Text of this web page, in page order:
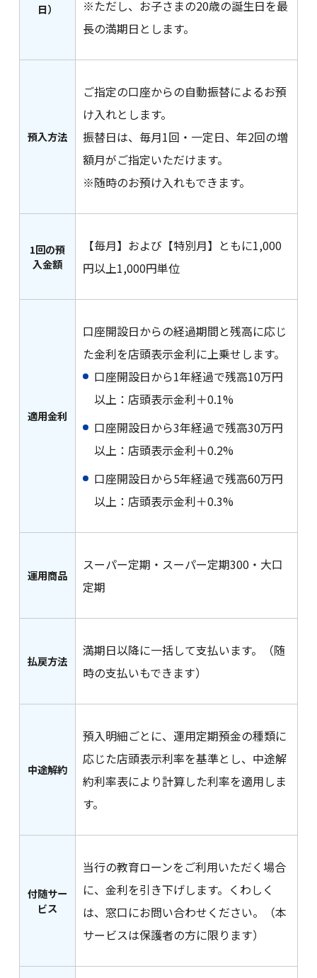
日）
※ただし、お子さまの20歳の誕生日を最
長の満期日とします。
預入方法
ご指定の口座からの自動振替によるお預
け入れとします。
振替日は、毎月1回・一定日、年2回の増
額月がご指定いただけます。
※随時のお預け入れもできます。
1回の預
入金額
【毎月】および【特別月】ともに1,000
円以上1,000円単位
適用金利
口座開設日からの経過期間と残高に応じ
た金利を店頭表示金利に上乗せします。
口座開設日から1年経過で残高10万円
以上：店頭表示金利＋0.1%
口座開設日から3年経過で残高30万円
以上：店頭表示金利＋0.2%
口座開設日から5年経過で残高60万円
以上：店頭表示金利＋0.3%
運用商品
スーパー定期・スーパー定期300・大口
定期
払戻方法
満期日以降に一括して支払います。（随
時の支払いもできます）
中途解約
預入明細ごとに、運用定期預金の種類に
応じた店頭表示利率を基準とし、中途解
約利率表により計算した利率を適用しま
す。
付随サー
ビス
当行の教育ローンをご利用いただく場合
に、金利を引き下げします。くわしく
は、窓口にお問い合わせください。（本
サービスは保護者の方に限ります）